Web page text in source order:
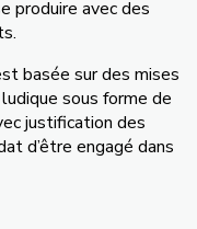
produire avec des
basée sur des mises
sous forme de
justification des
d’être engagé dans